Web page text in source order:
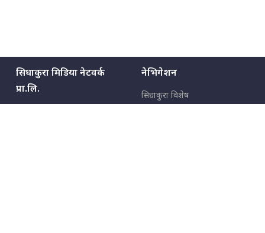
सिधाकुरा मिडिया नेटवर्क
प्रा.लि.
नेभिगेशन
सिधाकुरा विशेष